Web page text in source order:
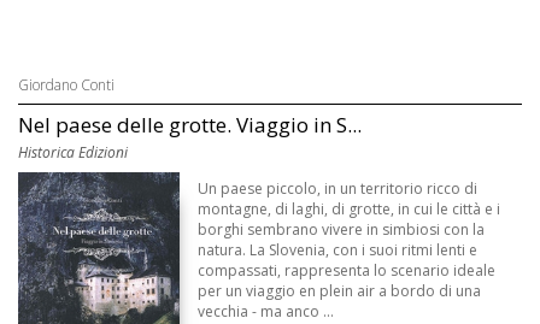
Giordano Conti
Nel paese delle grotte. Viaggio in S...
Historica Edizioni
Un paese piccolo, in un territorio ricco di
montagne, di laghi, di grotte, in cui le città e i
borghi sembrano vivere in simbiosi con la
natura. La Slovenia, con i suoi ritmi lenti e
compassati, rappresenta lo scenario ideale
per un viaggio en plein air a bordo di una
vecchia - ma anco ...